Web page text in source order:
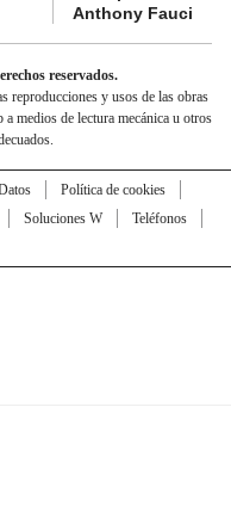
Anthony Fauci
reservados.
reproducciones y usos de las obras
medios de lectura mecánica u otros
Política de cookies
Soluciones W
Teléfonos